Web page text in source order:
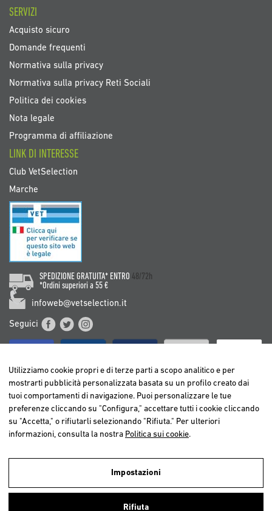
Utilizziamo cookies propri e di terze parti per realizzare analisi della
navigazione degli utenti e così poter offrire un miglior servizio.
SERVIZI
Acquisto sicuro
Domande frequenti
Normativa sulla privacy
Normativa sulla privacy Reti Sociali
Politica dei cookies
Nota legale
Programma di affiliazione
LINK DI INTERESSE
Club VetSelection
Marche
SPEDIZIONE GRATUITA* ENTRO 48/72h
*Ordini superiori a 55 €
infoweb@vetselection.it
Seguici
BELGIË / BELGIQUE
DEUTSCHLAND
ESPAÑA
ITALIA
NEDERLAND
ÖSTERREICH
Utilizziamo cookie propri e di terze parti a scopo analitico e per
mostrarti pubblicità personalizzata basata su un profilo creato dai
tuoi comportamenti di navigazione. Puoi personalizzare le tue
preferenze cliccando su "Configura," accettare tutti i cookie cliccando
su "Accetta," o rifiutarli selezionando "Rifiuta." Per ulteriori
informazioni, consulta la nostra Politica sui cookie.
Impostazioni
Rifiuta